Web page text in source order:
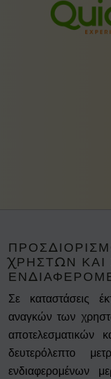
ΧΡΗΣΤΏΝ ΚΑΙ
Σε καταστάσεις
αναγκών των
αποτελεσματικών
δευτερόλεπτο
ενδιαφερομένων